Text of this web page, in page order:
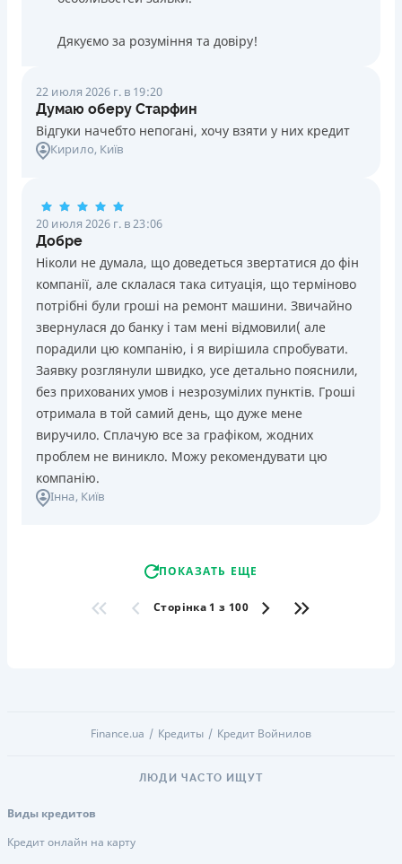
Дякуємо за розуміння та довіру!
22 июля 2026 г. в 19:20
Думаю оберу Старфин
Відгуки начебто непогані, хочу взяти у них кредит
Кирило, Київ
20 июля 2026 г. в 23:06
Добре
Ніколи не думала, що доведеться звертатися до фін
компанії, але склалася така ситуація, що терміново
потрібні були гроші на ремонт машини. Звичайно
звернулася до банку і там мені відмовили( але
порадили цю компанію, і я вирішила спробувати.
Заявку розглянули швидко, усе детально пояснили,
без прихованих умов і незрозумілих пунктів. Гроші
отримала в той самий день, що дуже мене
виручило. Сплачую все за графіком, жодних
проблем не виникло. Можу рекомендувати цю
компанію.
Інна, Київ
ПОКАЗАТЬ ЕЩЕ
Сторінка 1 з 100
Finance.ua Кредиты Кредит Войнилов
ЛЮДИ ЧАСТО ИЩУТ
Виды кредитов
Кредит онлайн на карту